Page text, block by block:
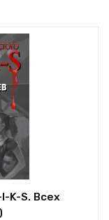
K-S. Всех